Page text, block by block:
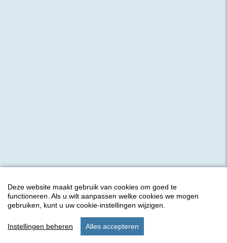
start
Deze website maakt gebruik van cookies om goed te
functioneren. Als u wilt aanpassen welke cookies we mogen
gebruiken, kunt u uw cookie-instellingen wijzigen.
Instellingen beheren Alles accepteren